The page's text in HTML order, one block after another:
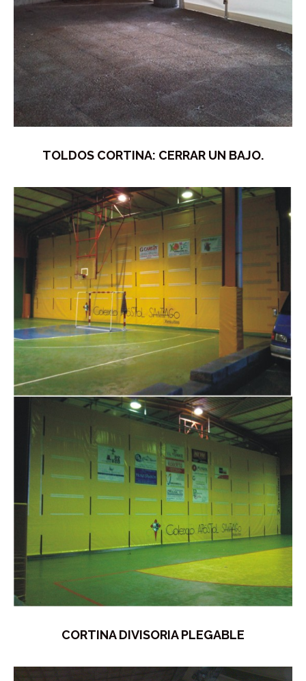
TOLDOS CORTINA: CERRAR UN BAJO.
CORTINA DIVISORIA PLEGABLE